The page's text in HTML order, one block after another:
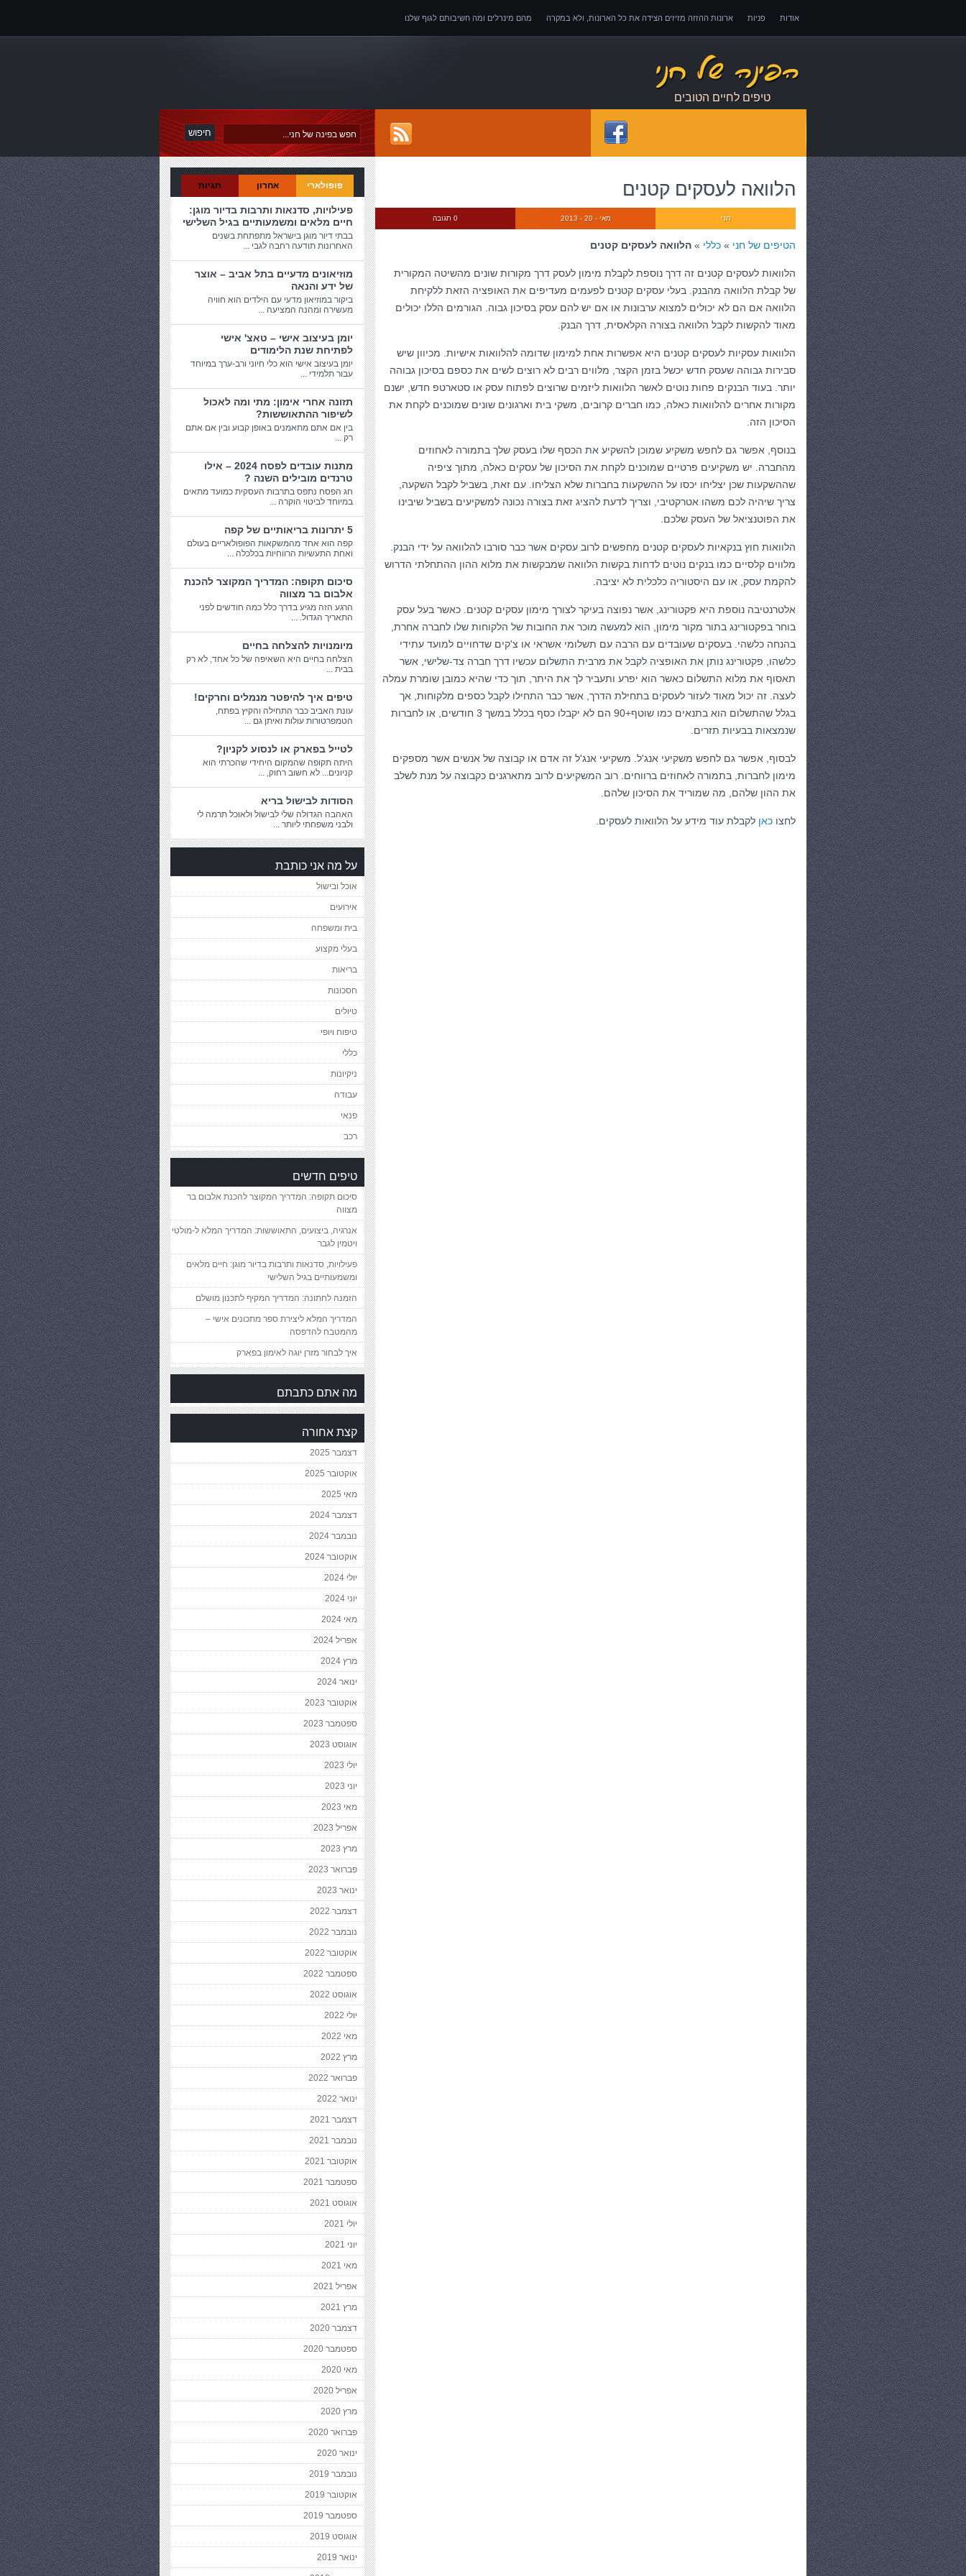
אודות פניות ארונות ההזזה מזיזים הצידה את כל הארונות, ולא במקרה מהם מינרלים ומה חשיבותם לגוף שלנו
אובדן כושר עבודה – כיצד לממש זכויות במקרה של אובדן כושר עבודה
טיפים לחיים הטובים
הלוואה לעסקים קטנים
0 תגובה מאי - 20 - 2013 חני
הטיפים של חני » כללי » הלוואה לעסקים קטנים
הלוואות לעסקים קטנים זה דרך נוספת לקבלת מימון לעסק דרך מקורות שונים מהשיטה המקורית
של קבלת הלוואה מהבנק. בעלי עסקים קטנים לפעמים מעדיפים את האופציה הזאת ללקיחת
הלוואה אם הם לא יכולים למצוא ערבונות או אם יש להם עסק בסיכון גבוה. הגורמים הללו יכולים
מאוד להקשות לקבל הלוואה בצורה הקלאסית, דרך הבנק.
הלוואות עסקיות לעסקים קטנים היא אפשרות אחת למימון שדומה להלוואות אישיות. מכיוון שיש
סבירות גבוהה שעסק חדש יכשל בזמן הקצר, מלווים רבים לא רוצים לשים את כספם בסיכון גבוהה
יותר. בעוד הבנקים פחות נוטים לאשר הלוואות ליזמים שרוצים לפתוח עסק או סטארטפ חדש, ישנם
מקורות אחרים להלוואות כאלה, כמו חברים קרובים, משקי בית וארגונים שונים שמוכנים לקחת את
הסיכון הזה.
בנוסף, אפשר גם לחפש משקיע שמוכן להשקיע את הכסף שלו בעסק שלך בתמורה לאחוזים
מהחברה. יש משקיעים פרטיים שמוכנים לקחת את הסיכון של עסקים כאלה, מתוך ציפיה
שההשקעות שכן יצליחו יכסו על ההשקעות בחברות שלא הצליחו. עם זאת, בשביל לקבל השקעה,
צריך שיהיה לכם משהו אטרקטיבי, וצריך לדעת להציג זאת בצורה נכונה למשקיעים בשביל שיבינו
את הפוטנציאל של העסק שלכם.
הלוואות חוץ בנקאיות לעסקים קטנים מחפשים לרוב עסקים אשר כבר סורבו להלוואה על ידי הבנק.
מלווים קלסיים כמו בנקים נוטים לדחות בקשות הלוואה שמבקשות את מלוא ההון ההתחלתי הדרוש
להקמת עסק, או עם היסטוריה כלכלית לא יציבה.
אלטרנטיבה נוספת היא פקטורינג, אשר נפוצה בעיקר לצורך מימון עסקים קטנים. כאשר בעל עסק
בוחר בפקטורינג בתור מקור מימון, הוא למעשה מוכר את החובות של הלקוחות שלו לחברה אחרת,
בהנחה כלשהי. בעסקים שעובדים עם הרבה עם תשלומי אשראי או צ'קים שדחויים למועד עתידי
כלשהו, פקטורינג נותן את האופציה לקבל את מרבית התשלום עכשיו דרך חברה צד-שלישי, אשר
תאסוף את מלוא התשלום כאשר הוא יפרע ותעביר לך את היתר, תוך כדי שהיא כמובן שומרת עמלה
לעצה. זה יכול מאוד לעזור לעסקים בתחילת הדרך, אשר כבר התחילו לקבל כספים מלקוחות, אך
בגלל שהתשלום הוא בתנאים כמו שוטף+90 הם לא יקבלו כסף בכלל במשך 3 חודשים, או לחברות
שנמצאות בבעיות תזרים.
לבסוף, אפשר גם לחפש משקיעי אנג'ל. משקיעי אנג'ל זה אדם או קבוצה של אנשים אשר מספקים
מימון לחברות, בתמורה לאחוזים ברווחים. רוב המשקיעים לרוב מתארגנים כקבוצה על מנת לשלב
את ההון שלהם, מה שמוריד את הסיכון שלהם.
לחצו כאן לקבלת עוד מידע על הלוואות לעסקים.
פופולארי אחרון תגיות
פעילויות, סדנאות ותרבות בדיור מוגן:
חיים מלאים ומשמעותיים בגיל השלישי
בבתי דיור מוגן בישראל מתפתחת בשנים
האחרונות תודעה רחבה לגבי ...
מוזיאונים מדעיים בתל אביב – אוצר
של ידע והנאה
ביקור במוזיאון מדעי עם הילדים הוא חוויה
מעשירה ומהנה המציעה ...
יומן בעיצוב אישי – טאצ' אישי
לפתיחת שנת הלימודים
יומן בעיצוב אישי הוא כלי חיוני ורב-ערך במיוחד
עבור תלמידי ...
תזונה אחרי אימון: מתי ומה לאכול
לשיפור ההתאוששות?
בין אם אתם מתאמנים באופן קבוע ובין אם אתם
רק ...
מתנות עובדים לפסח 2024 – אילו
טרנדים מובילים השנה ?
חג הפסח נתפס בתרבות העסקית כמועד מתאים
במיוחד לביטוי הוקרה ...
5 יתרונות בריאותיים של קפה
קפה הוא אחד מהמשקאות הפופולאריים בעולם
ואחת התעשיות הרווחיות בכלכלה ...
סיכום תקופה: המדריך המקוצר להכנת
אלבום בר מצווה
הרגע הזה מגיע בדרך כלל כמה חודשים לפני
התאריך הגדול. ...
מיומנויות להצלחה בחיים
הצלחה בחיים היא השאיפה של כל אחד, לא רק
בבית ...
טיפים איך להיפטר מנמלים וחרקים!
עונת האביב כבר התחילה והקיץ בפתח,
הטמפרטורות עולות ואיתן גם ...
לטייל בפארק או לנסוע לקניון?
היתה תקופה שהמקום היחידי שהכרתי הוא
קניונים... לא חשוב רחוק, ...
הסודות לבישול בריא
האהבה הגדולה שלי לבישול ולאוכל תרמה לי
ולבני משפחתי ליותר ...
על מה אני כותבת
אוכל ובישול
אירועים
בית ומשפחה
בעלי מקצוע
בריאות
חסכונות
טיולים
טיפוח ויופי
כללי
ניקיונות
עבודה
פנאי
רכב
טיפים חדשים
סיכום תקופה: המדריך המקוצר להכנת אלבום בר
מצווה
אנרגיה, ביצועים, התאוששות: המדריך המלא ל-מולטי
ויטמין לגבר
פעילויות, סדנאות ותרבות בדיור מוגן: חיים מלאים
ומשמעותיים בגיל השלישי
הזמנה לחתונה: המדריך המקיף לתכנון מושלם
המדריך המלא ליצירת ספר מתכונים אישי –
מהמטבח להדפסה
איך לבחור מזרן יוגה לאימון בפארק
מה אתם כתבתם
קצת אחורה
דצמבר 2025
אוקטובר 2025
מאי 2025
דצמבר 2024
נובמבר 2024
אוקטובר 2024
יולי 2024
יוני 2024
מאי 2024
אפריל 2024
מרץ 2024
ינואר 2024
אוקטובר 2023
ספטמבר 2023
אוגוסט 2023
יולי 2023
יוני 2023
מאי 2023
אפריל 2023
מרץ 2023
פברואר 2023
ינואר 2023
דצמבר 2022
נובמבר 2022
אוקטובר 2022
ספטמבר 2022
אוגוסט 2022
יולי 2022
מאי 2022
מרץ 2022
פברואר 2022
ינואר 2022
דצמבר 2021
נובמבר 2021
אוקטובר 2021
ספטמבר 2021
אוגוסט 2021
יולי 2021
יוני 2021
מאי 2021
אפריל 2021
מרץ 2021
דצמבר 2020
ספטמבר 2020
מאי 2020
אפריל 2020
מרץ 2020
פברואר 2020
ינואר 2020
נובמבר 2019
אוקטובר 2019
ספטמבר 2019
אוגוסט 2019
ינואר 2019